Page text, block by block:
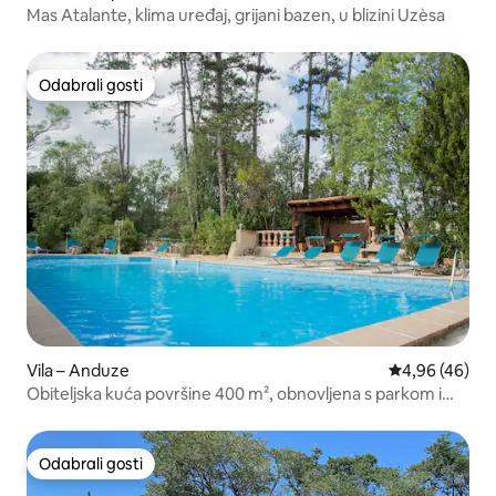
Mas Atalante, klima uređaj, grijani bazen, u blizini Uzèsa
Odabrali gosti
Odabrali gosti
Vila – Anduze Prosječna
4,96 (46)
Obiteljska kuća površine 400 m², obnovljena s parkom i
Odabrali gosti
Odabrali gosti